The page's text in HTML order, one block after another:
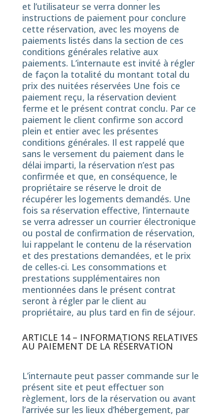
et l’utilisateur se verra donner les
instructions de paiement pour conclure
cette réservation, avec les moyens de
paiements listés dans la section de ces
conditions générales relative aux
paiements. L’internaute est invité à régler
de façon la totalité du montant total du
prix des nuitées réservées Une fois ce
paiement reçu, la réservation devient
ferme et le présent contrat conclu. Par ce
paiement le client confirme son accord
plein et entier avec les présentes
conditions générales. Il est rappelé que
sans le versement du paiement dans le
délai imparti, la réservation n’est pas
confirmée et que, en conséquence, le
propriétaire se réserve le droit de
récupérer les logements demandés. Une
fois sa réservation effective, l’internaute
se verra adresser un courrier électronique
ou postal de confirmation de réservation,
lui rappelant le contenu de la réservation
et des prestations demandées, et le prix
de celles-ci. Les consommations et
prestations supplémentaires non
mentionnées dans le présent contrat
seront à régler par le client au
propriétaire, au plus tard en fin de séjour.
ARTICLE 14 – INFORMATIONS RELATIVES
AU PAIEMENT DE LA RÉSERVATION
L’internaute peut passer commande sur le
présent site et peut effectuer son
règlement, lors de la réservation ou avant
l’arrivée sur les lieux d’hébergement, par